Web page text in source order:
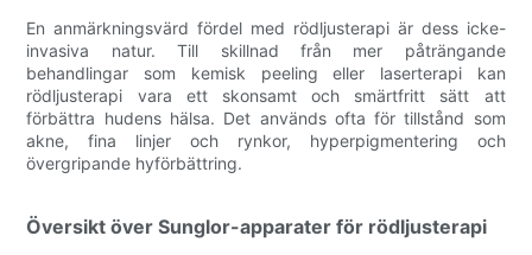
En anmärkningsvärd fördel med rödljusterapi är dess icke-
invasiva natur. Till skillnad från mer påträngande
behandlingar som kemisk peeling eller laserterapi kan
rödljusterapi vara ett skonsamt och smärtfritt sätt att
förbättra hudens hälsa. Det används ofta för tillstånd som
akne, fina linjer och rynkor, hyperpigmentering och
övergripande hyförbättring.
Översikt över Sunglor-apparater för rödljusterapi